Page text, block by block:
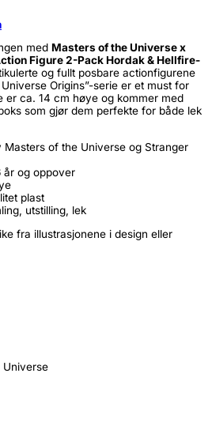
med Masters of the Universe x
Figure 2-Pack Hordak & Hellfire-
og fullt posbare actionfigurene
Origins”-serie er et must for
er ca. 14 cm høye og kommer med
som gjør dem perfekte for både lek
Masters of the Universe og Stranger
år og oppover
plast
utstilling, lek
fra illustrasjonene i design eller
Universe